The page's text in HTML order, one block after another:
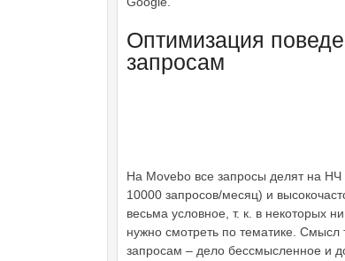
Оптимизация
запросам
На Movebo все запросы делят на НЧ
10000 запросов/месяц) и
весьма условное, т. к. в некоторых
нужно смотреть по тематике.
запросам – дело бессмысленное и